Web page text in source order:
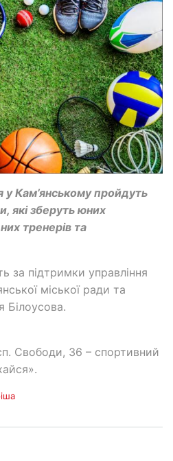
Кам’янському пройдуть
які зберуть юних
тренерів та
за підтримки управління
міської ради та
Білоусова.
Свободи, 36 – спортивний